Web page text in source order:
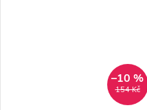
154 Kč
–10 %